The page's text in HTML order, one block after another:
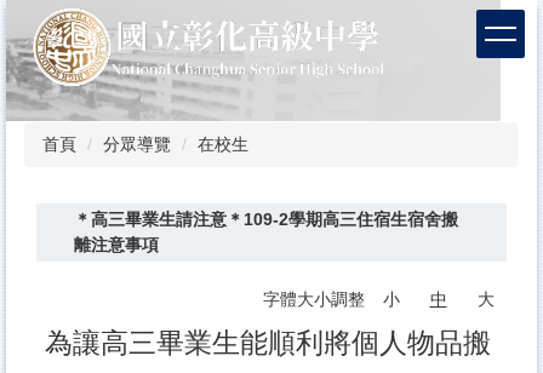
到
主
要
內
首頁 分眾導覽 在校生
＊高三畢業生請注意＊109-2學期高三住宿生宿舍搬
離注意事項
字體大小調整 小 中 大
為讓高三畢業生能順利將個人物品搬